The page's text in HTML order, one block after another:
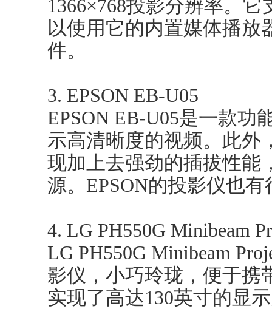
1366×768投影分辨率。
以使用它的内置媒体播放
件。
3. EPSON EB-U05
EPSON EB-U05是一款功
示高清晰度的视频。此外
现加上去强劲的插拔性能
源。EPSON的投影仪也
4. LG PH550G Minibeam
LG PH550G Minibeam
影仪，小巧玲珑，便于携
实现了高达130英寸的显